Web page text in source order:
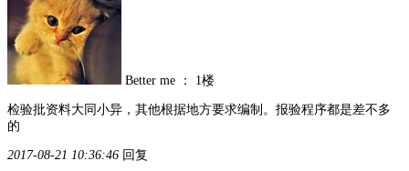
Better me ： 1楼
检验批资料大同小异，其他根据地方要求编制。报验程序都是差不多
的
2017-08-21 10:36:46 回复